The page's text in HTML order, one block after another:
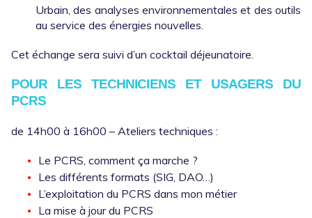
Urbain, des analyses environnementales et des outils
au service des énergies nouvelles.
Cet échange sera suivi d’un cocktail déjeunatoire.
POUR LES TECHNICIENS ET USAGERS DU
PCRS
de 14h00 à 16h00 – Ateliers techniques :
Le PCRS, comment ça marche ?
Les différents formats (SIG, DAO…)
L’exploitation du PCRS dans mon métier
La mise à jour du PCRS